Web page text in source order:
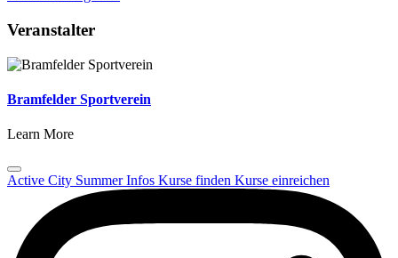
Veranstalter
Bramfelder Sportverein
Learn More
Active City SummerInfos Kurse finden Kurse einreichen